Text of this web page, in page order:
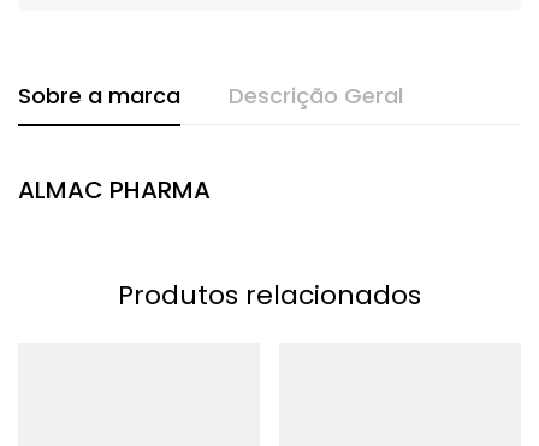
Sobre a marca Descrição Geral
ALMAC PHARMA
Produtos relacionados